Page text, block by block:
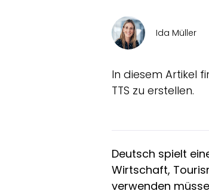
Ida Müller
In diesem Artikel
TTS zu erstellen.
Deutsch spielt
Wirtschaft,
verwenden